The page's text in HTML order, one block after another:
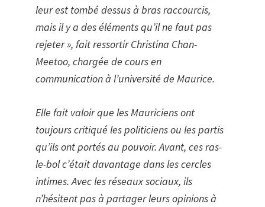
leur est tombé dessus à bras raccourcis,
mais il y a des éléments qu’il ne faut pas
rejeter », fait ressortir Christina Chan-
Meetoo, chargée de cours en
communication à l’université de Maurice.
Elle fait valoir que les Mauriciens ont
toujours critiqué les politiciens ou les partis
qu’ils ont portés au pouvoir. Avant, ces ras-
le-bol c’était davantage dans les cercles
intimes. Avec les réseaux sociaux, ils
n’hésitent pas à partager leurs opinions à